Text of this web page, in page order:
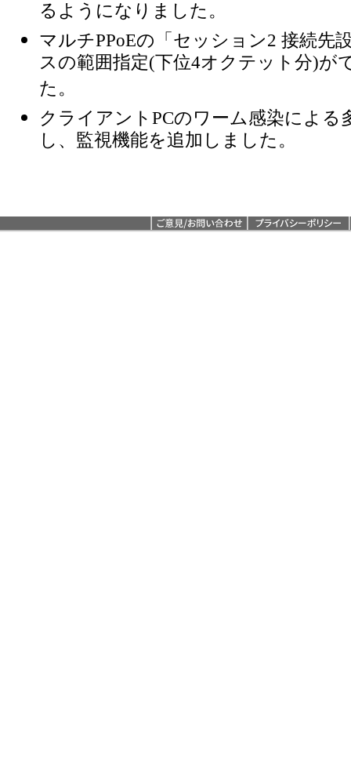
るようになりました。
マルチPPoEの「セッション2 接続先
スの範囲指定(下位4オクテット分)が
た。
クライアントPCのワーム感染による
し、監視機能を追加しました。